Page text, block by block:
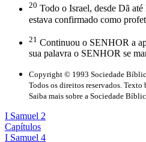
20 Todo o Israel, desde Dã
estava confirmado como
21 Continuou o SENHOR a
sua palavra o SENHOR se
Copyright © 1993 Sociedade
Todos os direitos reservados.
Saiba mais sobre a Sociedade
I Samuel 2
Capítulos
I Samuel 4